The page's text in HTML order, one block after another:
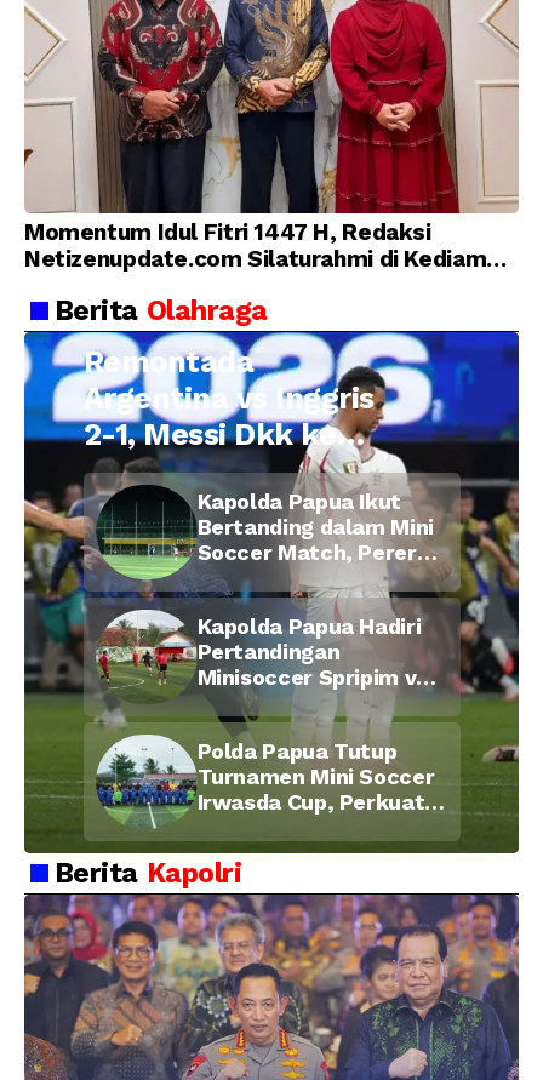
Momentum Idul Fitri 1447 H, Redaksi
Netizenupdate.com Silaturahmi di Kediaman
Berita Olahraga
Remontada
Argentina vs Inggris
2-1, Messi Dkk ke
Final Piala Dunia
2026
Kapolda Papua Ikut
Bertanding dalam Mini
Soccer Match, Pererat
Kebersamaan Personel
di Bulan Ramadan
Kapolda Papua Hadiri
Pertandingan
Minisoccer Spripim vs
Bid Propam, Pererat
Soliditas dan
Kebersamaan Personel
Polda Papua Tutup
Turnamen Mini Soccer
Irwasda Cup, Perkuat
Kebersamaan Personel
Berita Kapolri